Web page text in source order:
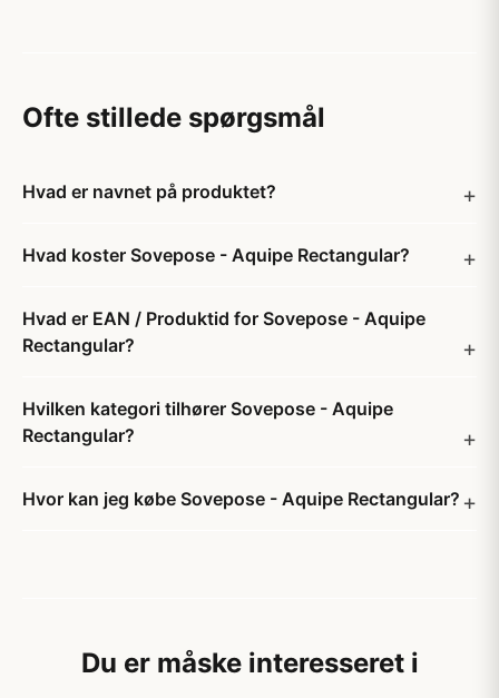
Ofte stillede spørgsmål
Hvad er navnet på produktet?
Hvad koster Sovepose - Aquipe Rectangular?
Hvad er EAN / Produktid for Sovepose - Aquipe
Rectangular?
Hvilken kategori tilhører Sovepose - Aquipe
Rectangular?
Hvor kan jeg købe Sovepose - Aquipe Rectangular?
Du er måske interesseret i